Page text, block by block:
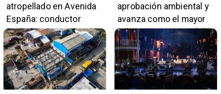
atropellado en Avenida
España: conductor
también pertenece a la
institución naval
aprobación ambiental y
avanza como el mayor
proyecto portuario del
país